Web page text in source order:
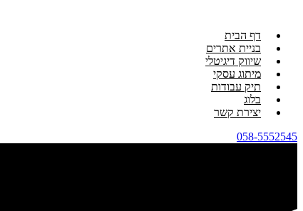
דף הבית
בניית אתרים
שיווק דיגיטלי
מיתוג עסקי
תיק עבודות
בלוג
יצירת קשר
058-5552545